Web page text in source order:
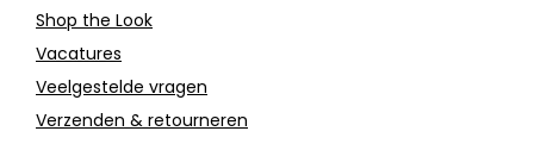
Shop the Look
Vacatures
Veelgestelde vragen
Verzenden & retourneren